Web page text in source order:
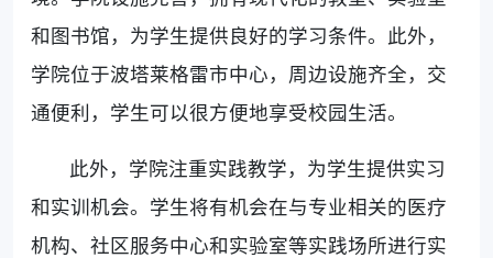
和图书馆，为学生提供良好的学习条件。此外，
学院位于波塔莱格雷市中心，周边设施齐全，交
通便利，学生可以很方便地享受校园生活。
此外，学院注重实践教学，为学生提供实习
和实训机会。学生将有机会在与专业相关的医疗
机构、社区服务中心和实验室等实践场所进行实